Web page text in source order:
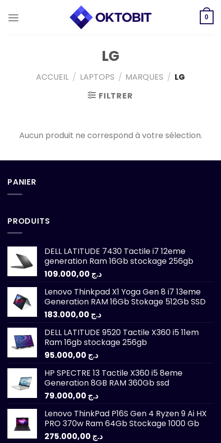
0
LG
ACCUEIL / LAPTOPS / MARQUES / LG
FILTRER
Aucun produit ne correspond à votre sélection.
PANIER
PRODUITS
DELL LATITUDE 7430 Tactile i7 12eme
generation Ram 16Gb stockage 256gb
د.ج
Lenovo Thinkpad X1 Yoga Gen 8 i7 13eme
Generation RAM 16Gb Stokage 512Gb SSD
د.ج
DELL LATITUDE 9520 Tactile X360 i5 11em
Ram 16gb stockage 256gb
د.ج
HP SPECTRE 13 Tactile X360 i5 8eme
Generation 8GB RAM 360Gb ssd
د.ج
Lenovo ThinkPad P16S Gen 4 Ryzen 9 Ai HX
PRO 370w Ram 64Gb Stockage 1000 Gb
د.ج